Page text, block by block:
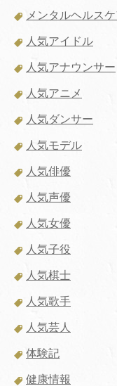
メンタルヘルス
人気アイドル
人気アナウンサー
人気アニメ
人気ダンサー
人気モデル
人気俳優
人気声優
人気女優
人気子役
人気棋士
人気歌手
人気芸人
体験記
健康情報